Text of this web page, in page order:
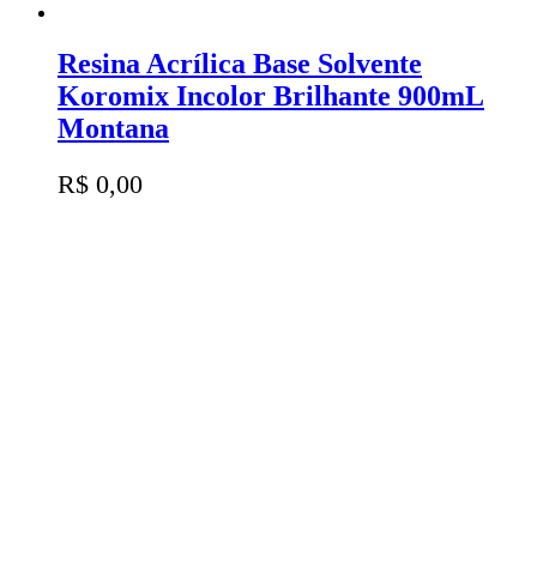
Resina Acrílica Base Solvente
Koromix Incolor Brilhante 900mL
Montana
R$ 0,00